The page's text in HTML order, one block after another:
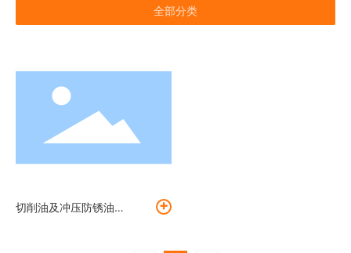
全部分类
切削油及冲压防锈油
+